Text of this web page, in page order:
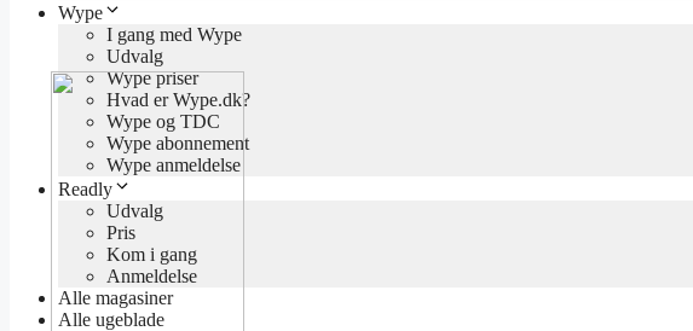
Wype
I gang med Wype
Udvalg
Wype priser
Hvad er Wype.dk?
Wype og TDC
Wype abonnement
Wype anmeldelse
Readly
Udvalg
Pris
Kom i gang
Anmeldelse
Alle magasiner
Alle ugeblade